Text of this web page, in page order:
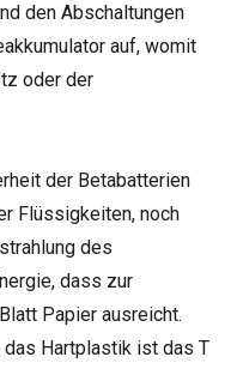
den Abschaltungen
auf, womit
oder der
der Betabatterien
Flüssigkeiten, noch
des
dass zur
Papier ausreicht.
das Hartplastik ist das T